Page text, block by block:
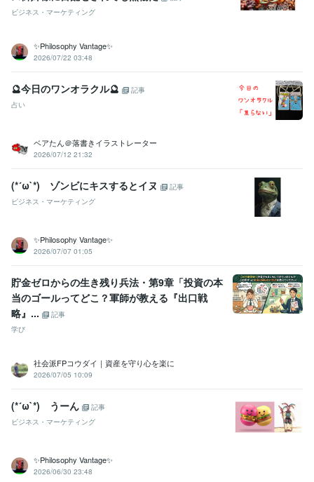
ビジネス・マーケティング
✨Philosophy Vantage✨
2026/07/22 03:48
🔮今日のワンオラクル🔮
記事
占い
ベアたん＠落書きイラストレーター
2026/07/12 21:32
(*´ω`*) ゾンビにキスするとイヌ
記事
ビジネス・マーケティング
✨Philosophy Vantage✨
2026/07/07 01:05
貯金ゼロからの生き残り兵法・第9章「投資の本
当のゴールってどこ？軍師が教える『出口戦
略』...
記事
学び
社会派FPコウダイ｜資産を守り心を楽に
2026/07/05 10:09
(*´ω`*) うーん
記事
ビジネス・マーケティング
✨Philosophy Vantage✨
2026/06/30 23:48